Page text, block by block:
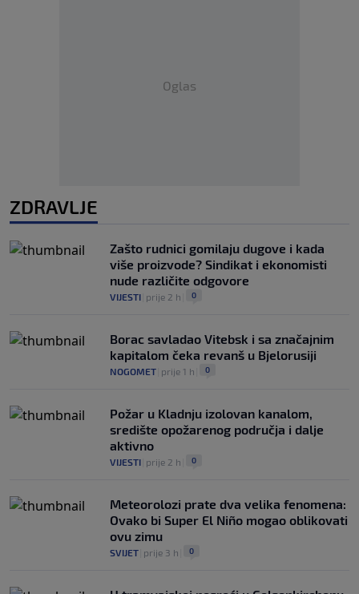
Oglas
ZDRAVLJE
Zašto rudnici gomilaju dugove i kada
više proizvode? Sindikat i ekonomisti
nude različite odgovore
VIJESTI prije 2 h 0
Borac savladao Vitebsk i sa značajnim
kapitalom čeka revanš u Bjelorusiji
NOGOMET prije 1 h 0
Požar u Kladnju izolovan kanalom,
središte opožarenog područja i dalje
aktivno
VIJESTI prije 2 h 0
Meteorolozi prate dva velika fenomena:
Ovako bi Super El Niño mogao oblikovati
ovu zimu
SVIJET prije 3 h 0